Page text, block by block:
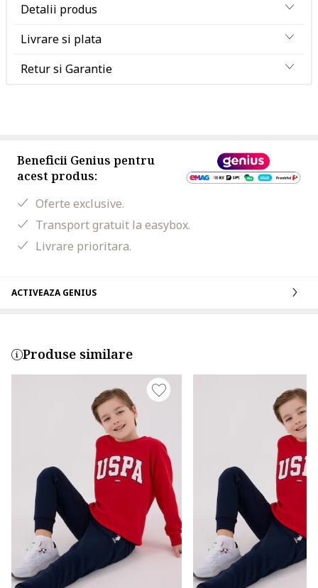
Detalii produs
Livrare si plata
Retur si Garantie
Beneficii Genius pentru
acest produs:
Oferte exclusive.
Transport gratuit la easybox.
Livrare prioritara.
ACTIVEAZA GENIUS
Produse similare